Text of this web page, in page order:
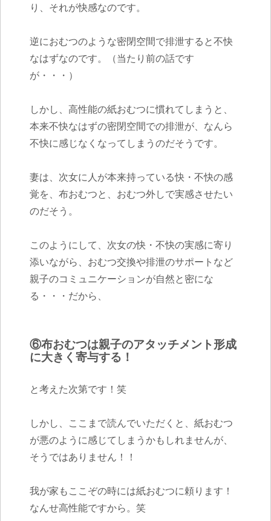
り、それが快感なのです。
逆におむつのような密閉空間で排泄すると不快
なはずなのです。（当たり前の話です
が・・・）
しかし、高性能の紙おむつに慣れてしまうと、
本来不快なはずの密閉空間での排泄が、なんら
不快に感じなくなってしまうのだそうです。
妻は、次女に人が本来持っている快・不快の感
覚を、布おむつと、おむつ外しで実感させたい
のだそう。
このようにして、次女の快・不快の実感に寄り
添いながら、おむつ交換や排泄のサポートなど
親子のコミュニケーションが自然と密にな
る・・・だから、
⑥布おむつは親子のアタッチメント形成
に大きく寄与する！
と考えた次第です！笑
しかし、ここまで読んでいただくと、紙おむつ
が悪のように感じてしまうかもしれませんが、
そうではありません！！
我が家もここぞの時には紙おむつに頼ります！
なんせ高性能ですから。笑